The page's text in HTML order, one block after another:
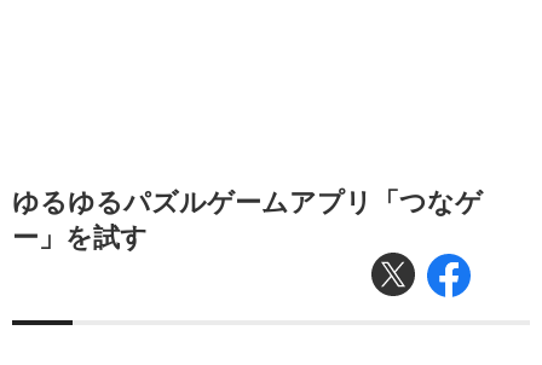
ゆるゆるパズルゲームアプリ「つなゲ
ー」を試す